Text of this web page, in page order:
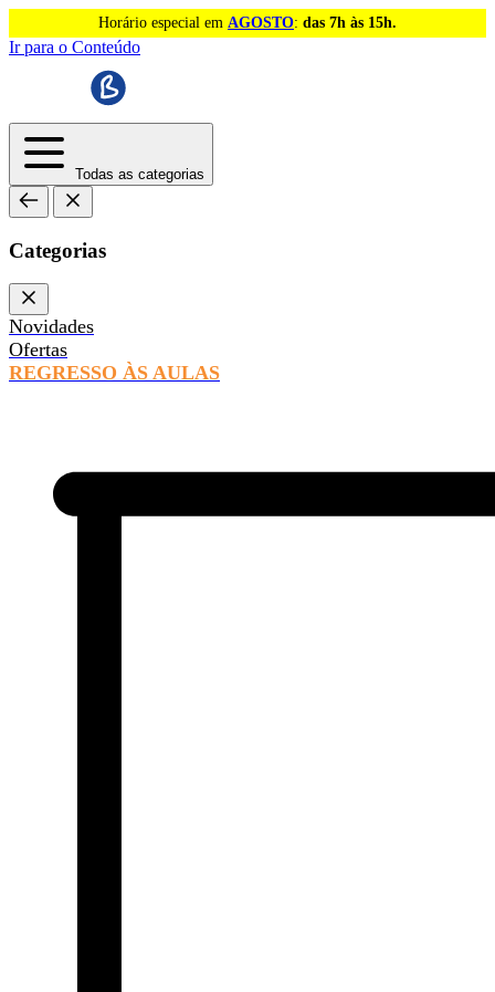
Horário especial em AGOSTO: das 7h às 15h.
Ir para o Conteúdo
Todas as categorias
Categorias
Novidades
Ofertas
REGRESSO ÀS AULAS